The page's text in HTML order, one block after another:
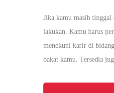
Jika kamu masih tinggal
lakukan. Kamu harus
menekuni karir di
bakat kamu. Tersedia